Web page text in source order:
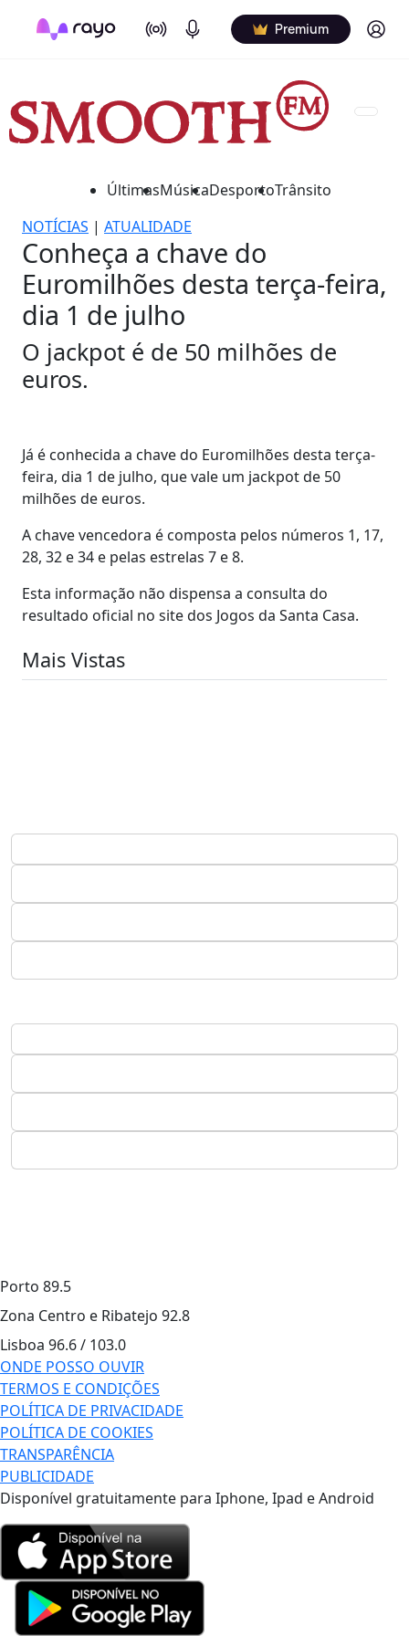
On Air Podcasts Premium Log in
ÚltimasMúsicaDesportoTrânsito
NOTÍCIAS | ATUALIDADE
Conheça a chave do
Euromilhões desta terça-feira,
dia 1 de julho
O jackpot é de 50 milhões de
euros.
Já é conhecida a chave do Euromilhões desta terça-
feira, dia 1 de julho, que vale um jackpot de 50
milhões de euros.
A chave vencedora é composta pelos números 1, 17,
28, 32 e 34 e pelas estrelas 7 e 8.
Esta informação não dispensa a consulta do
resultado oficial no site dos Jogos da Santa Casa.
Mais Vistas
Porto 89.5
Zona Centro e Ribatejo 92.8
Lisboa 96.6 / 103.0
ONDE POSSO OUVIR
TERMOS E CONDIÇÕES
POLÍTICA DE PRIVACIDADE
POLÍTICA DE COOKIES
TRANSPARÊNCIA
PUBLICIDADE
Disponível gratuitamente para Iphone, Ipad e Android